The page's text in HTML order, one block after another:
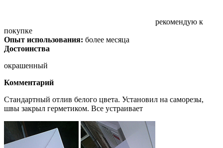
рекомендую к
покупке
Опыт использования: более месяца
Достоинства
окрашенный
Комментарий
Стандартный отлив белого цвета. Установил на саморезы,
швы закрыл герметиком. Все устраивает